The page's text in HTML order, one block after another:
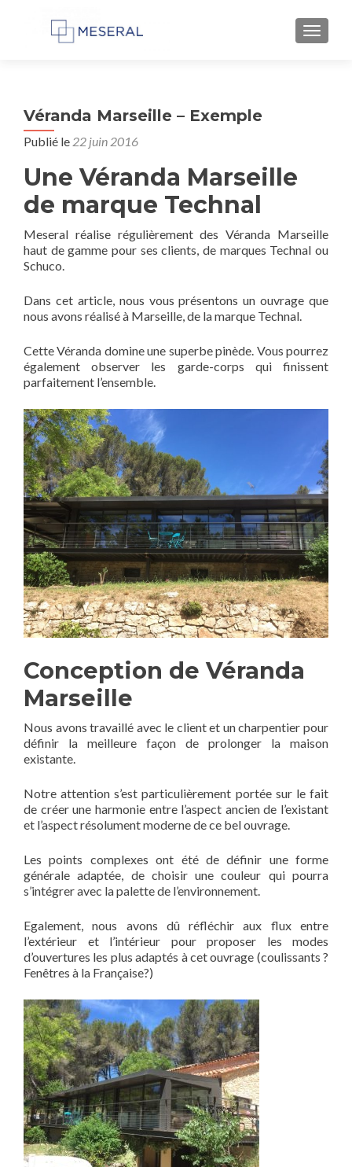
Véranda Marseille – Exemple
Publié le 22 juin 2016
Une Véranda Marseille
de marque Technal
Meseral réalise régulièrement des Véranda Marseille
haut de gamme pour ses clients, de marques Technal ou
Schuco.
Dans cet article, nous vous présentons un ouvrage que
nous avons réalisé à Marseille, de la marque Technal.
Cette Véranda domine une superbe pinède. Vous pourrez
également observer les garde-corps qui finissent
parfaitement l’ensemble.
Conception de Véranda
Marseille
Nous avons travaillé avec le client et un charpentier pour
définir la meilleure façon de prolonger la maison
existante.
Notre attention s’est particulièrement portée sur le fait
de créer une harmonie entre l’aspect ancien de l’existant
et l’aspect résolument moderne de ce bel ouvrage.
Les points complexes ont été de définir une forme
générale adaptée, de choisir une couleur qui pourra
s’intégrer avec la palette de l’environnement.
Egalement, nous avons dû réfléchir aux flux entre
l’extérieur et l’intérieur pour proposer les modes
d’ouvertures les plus adaptés à cet ouvrage (coulissants ?
Fenêtres à la Française?)